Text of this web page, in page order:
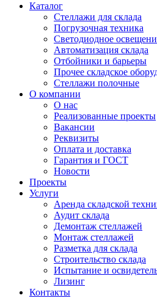
Каталог
Стеллажи для склада
Погрузочная техника
Светодиодное
Автоматизация склада
Отбойники и барьеры
Прочее складское
Стеллажи полочные
О компании
О нас
Реализованные проекты
Вакансии
Реквизиты
Оплата и доставка
Гарантия и ГОСТ
Новости
Проекты
Услуги
Аренда складской
Аудит склада
Демонтаж стеллажей
Монтаж стеллажей
Разметка для склада
Строительство склада
Испытание и
Лизинг
Контакты